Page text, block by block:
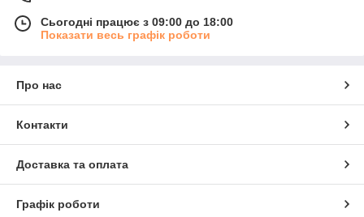
Сьогодні працює з 09:00 до 18:00
Показати весь графік роботи
Про нас
Контакти
Доставка та оплата
Графік роботи